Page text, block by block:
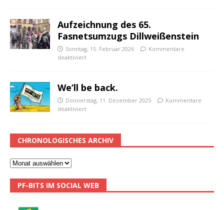
Aufzeichnung des 65.
Fasnetsumzugs Dillweißenstein
Sonntag, 15. Februar 2026
Kommentare
deaktiviert
We’ll be back.
Donnerstag, 11. Dezember 2025
Kommentare
deaktiviert
CHRONOLOGISCHES ARCHIV
PF-BITS IM SOCIAL WEB